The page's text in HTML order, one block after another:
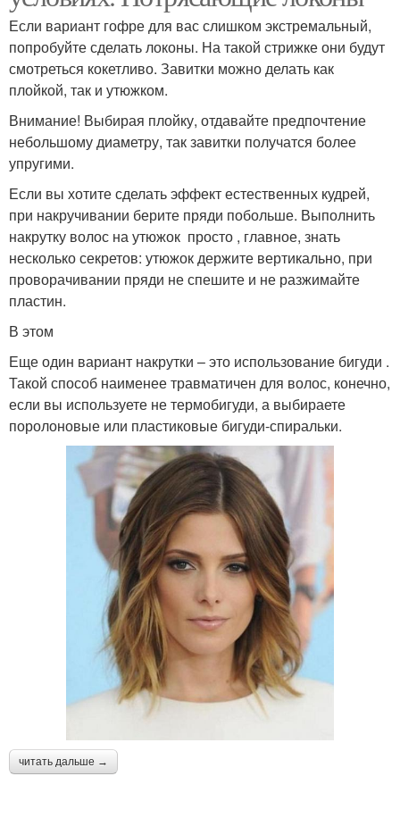
Если вариант гофре для вас слишком экстремальный,
попробуйте сделать локоны. На такой стрижке они будут
смотреться кокетливо. Завитки можно делать как
плойкой, так и утюжком.
Внимание! Выбирая плойку, отдавайте предпочтение
небольшому диаметру, так завитки получатся более
упругими.
Если вы хотите сделать эффект естественных кудрей,
при накручивании берите пряди побольше. Выполнить
накрутку волос на утюжок просто , главное, знать
несколько секретов: утюжок держите вертикально, при
проворачивании пряди не спешите и не разжимайте
пластин.
В этом
Еще один вариант накрутки – это использование бигуди .
Такой способ наименее травматичен для волос, конечно,
если вы используете не термобигуди, а выбираете
поролоновые или пластиковые бигуди-спиральки.
читать дальше →